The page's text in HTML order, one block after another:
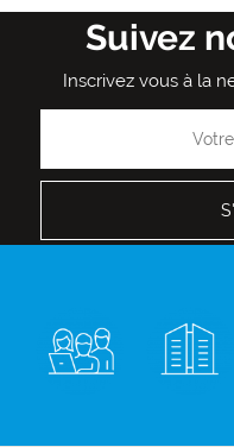
Suivez
Inscrivez vous à la